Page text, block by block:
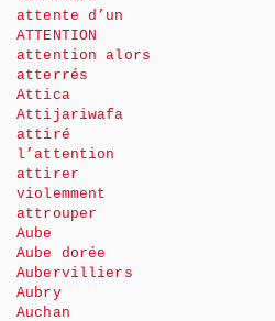
attente d’un
ATTENTION
attention alors
atterrés
Attica
Attijariwafa
attiré
l’attention
attirer
violemment
attrouper
Aube
Aube dorée
Aubervilliers
Aubry
Auchan